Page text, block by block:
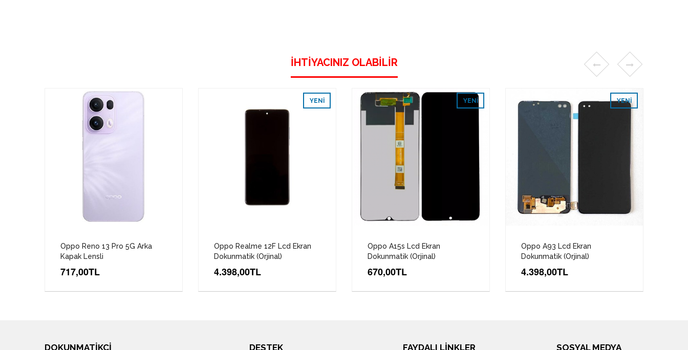
İHTIYACINIZ OLABILIR
Oppo Reno 13 Pro 5G Arka
Kapak Lensli
717,00TL
YENI
Oppo Realme 12F Lcd Ekran
Dokunmatik (Orjinal)
4.398,00TL
YENI
Oppo A15s Lcd Ekran
Dokunmatik (Orjinal)
670,00TL
YENI
Oppo A93 Lcd Ekran
Dokunmatik (Orjinal)
4.398,00TL
DOKUNMATIKCI DESTEK FAYDALI LİNKLER SOSYAL MEDYA